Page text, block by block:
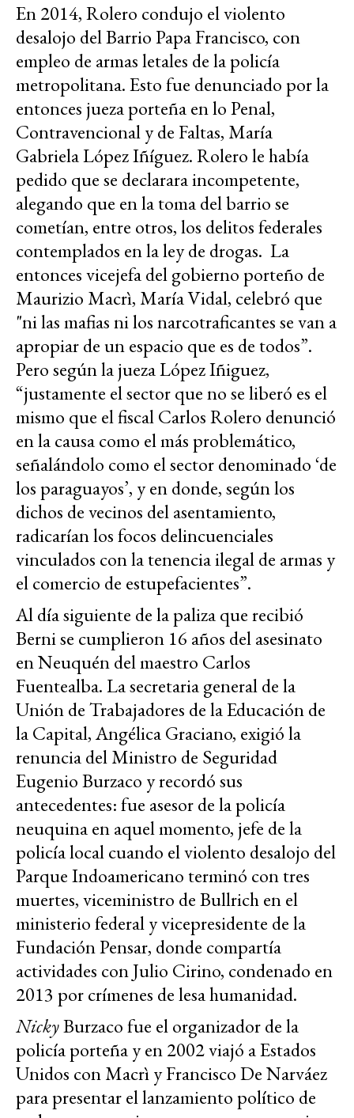
En 2014, Rolero condujo el violento
desalojo del Barrio Papa Francisco, con
empleo de armas letales de la policía
metropolitana. Esto fue denunciado por la
entonces jueza porteña en lo Penal,
Contravencional y de Faltas, María
Gabriela López Iñíguez. Rolero le había
pedido que se declarara incompetente,
alegando que en la toma del barrio se
cometían, entre otros, los delitos federales
contemplados en la ley de drogas. La
entonces vicejefa del gobierno porteño de
Maurizio Macrì, María Vidal, celebró que
"ni las mafias ni los narcotraficantes se van a
apropiar de un espacio que es de todos”.
Pero según la jueza López Iñiguez,
“justamente el sector que no se liberó es el
mismo que el fiscal Carlos Rolero denunció
en la causa como el más problemático,
señalándolo como el sector denominado ‘de
los paraguayos’, y en donde, según los
dichos de vecinos del asentamiento,
radicarían los focos delincuenciales
vinculados con la tenencia ilegal de armas y
el comercio de estupefacientes”.
Al día siguiente de la paliza que recibió
Berni se cumplieron 16 años del asesinato
en Neuquén del maestro Carlos
Fuentealba. La secretaria general de la
Unión de Trabajadores de la Educación de
la Capital, Angélica Graciano, exigió la
renuncia del Ministro de Seguridad
Eugenio Burzaco y recordó sus
antecedentes: fue asesor de la policía
neuquina en aquel momento, jefe de la
policía local cuando el violento desalojo del
Parque Indoamericano terminó con tres
muertes, viceministro de Bullrich en el
ministerio federal y vicepresidente de la
Fundación Pensar, donde compartía
actividades con Julio Cirino, condenado en
2013 por crímenes de lesa humanidad.
NickyBurzaco fue el organizador de la
policía porteña y en 2002 viajó a Estados
Unidos con Macrì y Francisco De Narváez
para presentar el lanzamiento político de